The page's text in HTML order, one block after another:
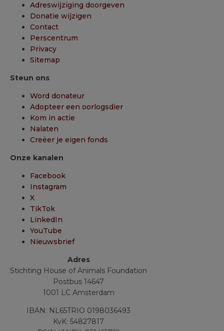
Adreswijziging doorgeven
Donatie wijzigen
Contact
Perscentrum
Privacy
Sitemap
Steun ons
Word donateur
Adopteer een oorlogsdier
Kom in actie
Nalaten
Creëer je eigen fonds
Onze kanalen
Facebook
Instagram
X
TikTok
LinkedIn
YouTube
Nieuwsbrief
Adres
Stichting House of Animals Foundation
Postbus 14647
1001 LC Amsterdam
IBAN: NL65TRIO 0198036493
KvK: 54827817